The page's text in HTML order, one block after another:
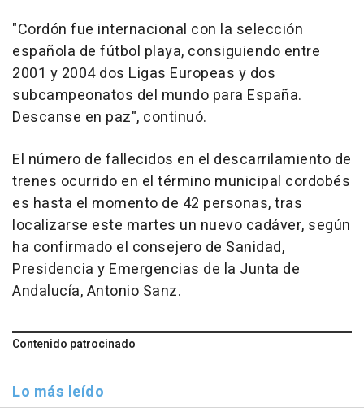
"Cordón fue internacional con la selección
española de fútbol playa, consiguiendo entre
2001 y 2004 dos Ligas Europeas y dos
subcampeonatos del mundo para España.
Descanse en paz", continuó.
El número de fallecidos en el descarrilamiento de
trenes ocurrido en el término municipal cordobés
es hasta el momento de 42 personas, tras
localizarse este martes un nuevo cadáver, según
ha confirmado el consejero de Sanidad,
Presidencia y Emergencias de la Junta de
Andalucía, Antonio Sanz.
Contenido patrocinado
Lo más leído